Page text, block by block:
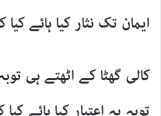
ایمان تک نثار کیا ہائے کیا
کالی گھٹا کے اٹھتے ہی
توبہ پہ اعتبار کیا ہائے کیا